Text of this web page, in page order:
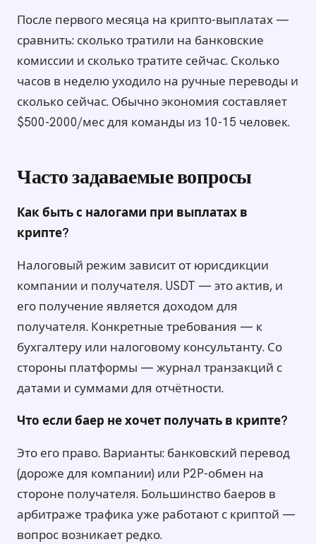
После первого месяца на крипто-выплатах —
сравнить: сколько тратили на банковские
комиссии и сколько тратите сейчас. Сколько
часов в неделю уходило на ручные переводы и
сколько сейчас. Обычно экономия составляет
$500-2000/мес для команды из 10-15 человек.
Часто задаваемые вопросы
Как быть с налогами при выплатах в
крипте?
Налоговый режим зависит от юрисдикции
компании и получателя. USDT — это актив, и
его получение является доходом для
получателя. Конкретные требования — к
бухгалтеру или налоговому консультанту. Со
стороны платформы — журнал транзакций с
датами и суммами для отчётности.
Что если баер не хочет получать в крипте?
Это его право. Варианты: банковский перевод
(дороже для компании) или P2P-обмен на
стороне получателя. Большинство баеров в
арбитраже трафика уже работают с криптой —
вопрос возникает редко.